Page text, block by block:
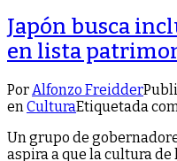
Japón busca
en lista
PorAlfonzo Freidder
enCulturaEtiquetada
Un grupo de
aspira a que la cultura de